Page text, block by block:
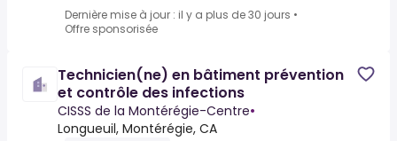
Dernière mise à jour : il y a plus de 30 jours •
Offre sponsorisée
Technicien(ne) en bâtiment prévention
et contrôle des infections
CISSS de la Montérégie-Centre•
Longueuil, Montérégie, CA